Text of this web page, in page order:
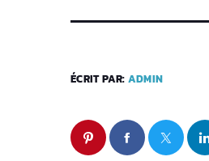
ÉCRIT PAR: ADMIN